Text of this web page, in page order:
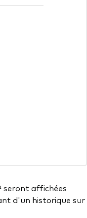
seront affichées
d'un historique sur